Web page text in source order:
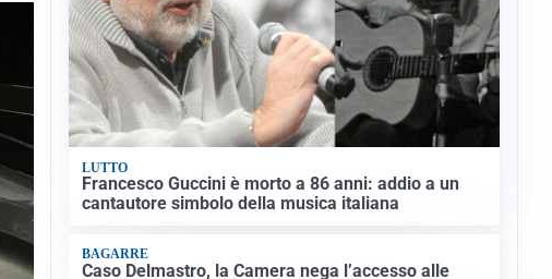
LUTTO
Francesco Guccini è morto a 86 anni: addio a un
cantautore simbolo della musica italiana
BAGARRE
Caso Delmastro, la Camera nega l’accesso alle